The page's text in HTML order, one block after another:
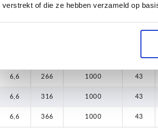
verstrekt of die ze hebben verzameld op
371
over de bevestigde verzenddatum.
6,6 266 1000 43
6,6 316 1000 43
6,6 366 1000 43